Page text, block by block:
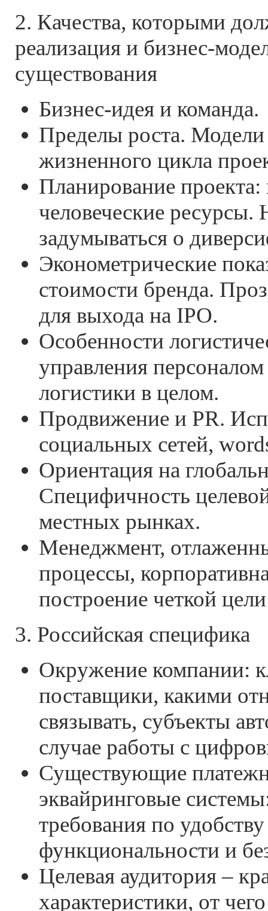
2. Качества, которыми
реализация и бизнес-
существования
Бизнес-идея и команда.
Пределы роста.
жизненного цикла
Планирование
человеческие ресурсы.
задумываться о
Эконометрические
стоимости бренда.
для выхода на IPO.
Особенности
управления
логистики в целом.
Продвижение и PR.
социальных сетей,
Ориентация на
Специфичность
местных рынках.
Менеджмент,
процессы,
построение четкой
3. Российская специфика
Окружение компании:
поставщики, какими
связывать, субъекты
случае работы с
Существующие
эквайринговые
требования по
функциональности и
Целевая аудитория –
характеристики, от